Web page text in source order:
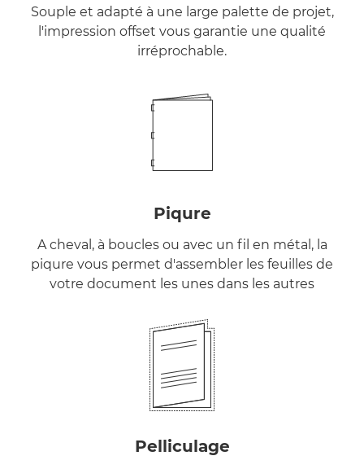
Souple et adapté à une large palette de projet,
l'impression offset vous garantie une qualité
irréprochable.
Piqure
A cheval, à boucles ou avec un fil en métal, la
piqure vous permet d'assembler les feuilles de
votre document les unes dans les autres
Pelliculage